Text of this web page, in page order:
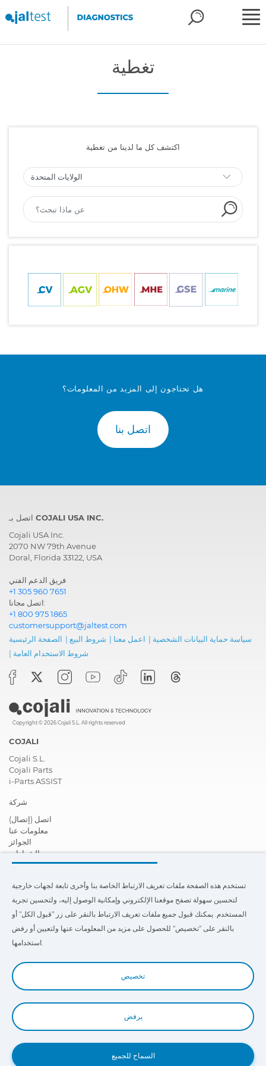
تغطية
اكتشف كل ما لدينا من تغطية
هل تحتاجون إلى المزيد من المعلومات؟
اتصل بنا
اتصل بـ COJALI USA INC.
Cojali USA Inc.
2070 NW 79th Avenue
Doral, Florida 33122, USA
فريق الدعم الفني
+1 305 960 7651
اتصل مجانا:
+1 800 975 1865
customersupport@jaltest.com
الصفحة الرئيسية | شروط البيع | اعمل معنا | سياسة حماية البيانات الشخصية
| شروط الاستخدام العامة
Copyright © 2026 Cojali S.L. All rights reserved
COJALI
Cojali S.L.
Cojali Parts
i-Parts ASSIST
شركة
اتصل (إتصال)
معلومات عنا
الجوائز
الشهادات
المسؤولية الاجتماعية تجاه الشركات
أخبار
أشرطة فيديو
FAQ - أسئله أحياناً يتم سؤالها (تعليمات)
تستخدم هذه الصفحة ملفات تعريف الارتباط الخاصة بنا وبالأطرف الأخرى
لتحسين إمكانية التنقل وإمكانية الوصول إلى موقعنا على الويب ولتحسين خبرة
تستخدم هذه الصفحة ملفات تعريف الارتباط الخاصة بنا وأخرى تابعة لجهات خارجية
لتحسين سهولة تصفح موقعنا الإلكتروني وإمكانية الوصول إليه، ولتحسين تجربة
المستخدم. يمكنك قبول جميع ملفات تعريف الارتباط بالنقر على زر "قبول الكل" أو
بالنقر على "تخصيص" للحصول على مزيد من المعلومات عنها ولتعيين أو رفض
استخدامها.
تخصيص
يرفض
السماح للجميع